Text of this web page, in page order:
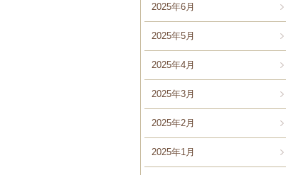
2025年6月
2025年5月
2025年4月
2025年3月
2025年2月
2025年1月